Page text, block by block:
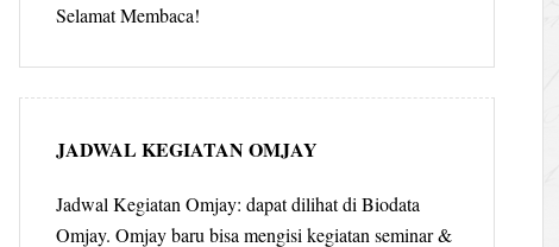
Selamat Membaca!
JADWAL KEGIATAN OMJAY
Jadwal Kegiatan Omjay: dapat dilihat di Biodata
Omjay. Omjay baru bisa mengisi kegiatan seminar &